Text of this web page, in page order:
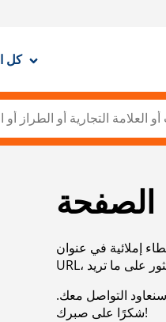
كل الفئات
الصفحة
إملائية في عنوان
التواصل معك.
شكرًا على صبرك!